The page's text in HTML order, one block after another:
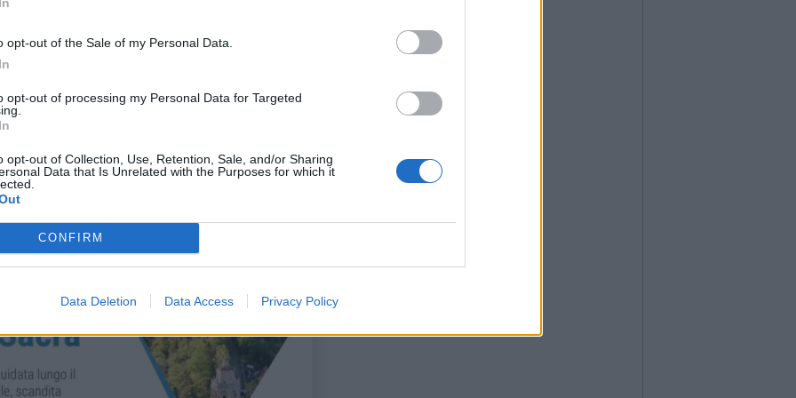
opt-out of the Sale of my Personal Data.
opt-out of processing my Personal Data for Targeted
opt-out of Collection, Use, Retention, Sale, and/or Sharing
Data that Is Unrelated with the Purposes for which it
CONFIRM
Data Deletion Data Access Privacy Policy
appuntamento di giugno
lungo la via Sacra – Sacro